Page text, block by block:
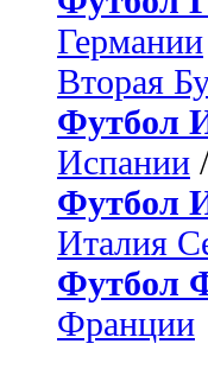
Германии
Вторая
Футбол
Испании
Футбол
Италия
Футбол
Франции